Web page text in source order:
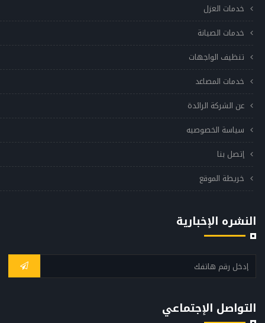
خدمات العزل
خدمات الصيانة
تنظيف الواجهات
خدمات المصاعد
عن الشركة الرائدة
سياسة الخصوصيه
إتصل بنا
خريطة الموقع
النشره الإخبارية
التواصل الإجتماعي